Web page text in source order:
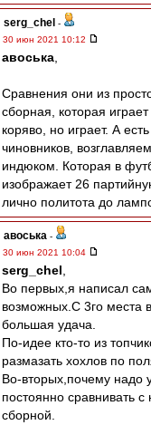
serg_chel -
30 июн 2021 10:12
авоська
Сравнения они из
сборная, которая
коряво, но играет. А
чиновников,
индюком. Которая в
изображает 26
лично политота до
авоська -
30 июн 2021 10:04
serg_chel
Во первых,я написал
возможных.С 3го места
большая удача.
По-идее кто-то из
размазать хохлов по
Во-вторых,почему надо
постоянно сравнивать
сборной.